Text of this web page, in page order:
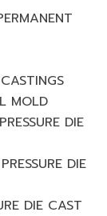
MOLD
DIE
DIE
DIE CAST